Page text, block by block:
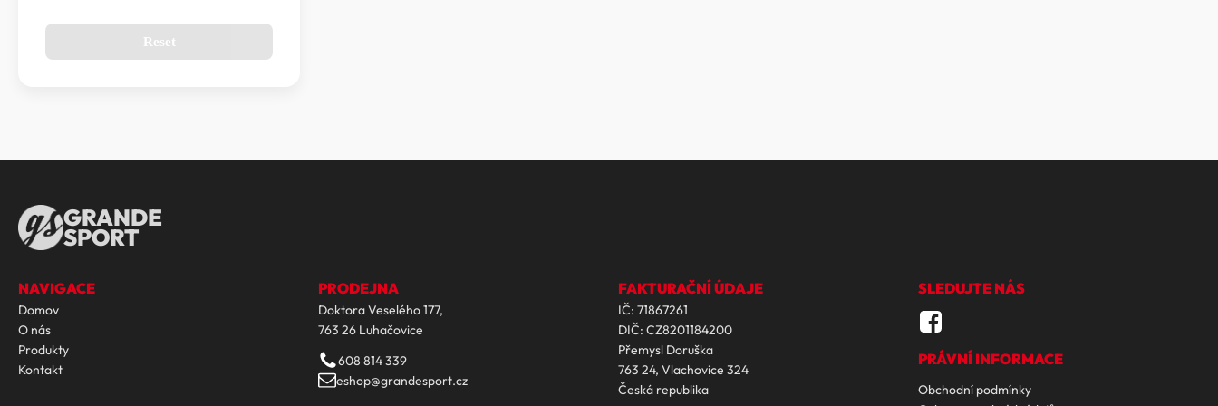
Reset
GRANDE
SPORT
NAVIGACE
Domov
O nás
Produkty
Kontakt
PRODEJNA
Doktora Veselého 177,
763 26 Luhačovice
608 814 339
eshop@grandesport.cz
FAKTURAČNÍ ÚDAJE
IČ: 71867261
DIČ: CZ8201184200
Přemysl Doruška
763 24, Vlachovice 324
Česká republika
SLEDUJTE NÁS
PRÁVNÍ INFORMACE
Obchodní podmínky